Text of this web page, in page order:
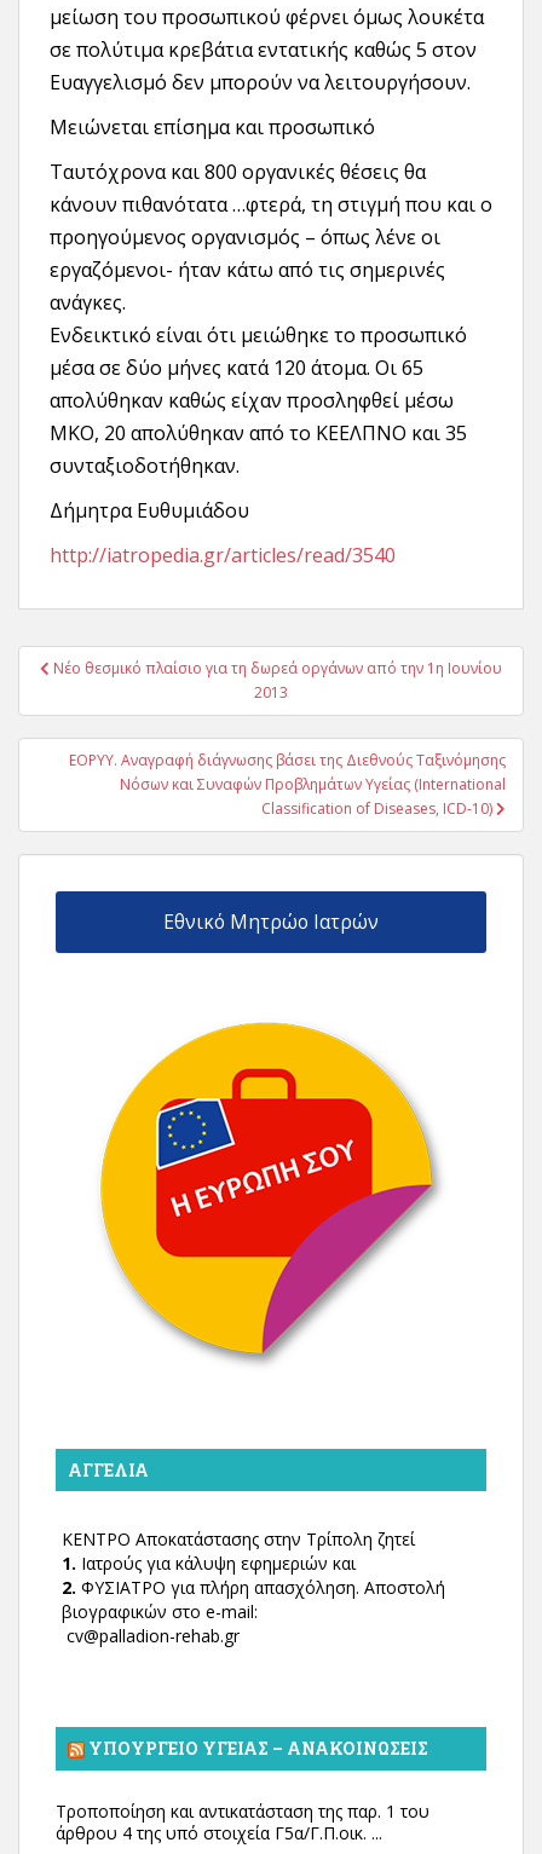
μείωση του προσωπικού φέρνει όμως λουκέτα
σε πολύτιμα κρεβάτια εντατικής καθώς 5 στον
Ευαγγελισμό δεν μπορούν να λειτουργήσουν.
Μειώνεται επίσημα και προσωπικό
Ταυτόχρονα και 800 οργανικές θέσεις θα
κάνουν πιθανότατα …φτερά, τη στιγμή που και ο
προηγούμενος οργανισμός – όπως λένε οι
εργαζόμενοι- ήταν κάτω από τις σημερινές
ανάγκες.
Ενδεικτικό είναι ότι μειώθηκε το προσωπικό
μέσα σε δύο μήνες κατά 120 άτομα. Οι 65
απολύθηκαν καθώς είχαν προσληφθεί μέσω
ΜΚΟ, 20 απολύθηκαν από το ΚΕΕΛΠΝΟ και 35
συνταξιοδοτήθηκαν.
Δήμητρα Ευθυμιάδου
http://iatropedia.gr/articles/read/3540
Πλοήγηση
Νέο θεσμικό πλαίσιο για τη δωρεά οργάνων από την 1η Ιουνίου
2013
EOPYY. Αναγραφή διάγνωσης βάσει της Διεθνούς Ταξινόμησης
Νόσων και Συναφών Προβλημάτων Υγείας (International
Classification of Diseases, ICD-10)
Εθνικό Μητρώο Ιατρών
ΑΓΓΕΛΊΑ
ΚΕΝΤΡΟ Αποκατάστασης στην Τρίπολη ζητεί
1. Ιατρούς για κάλυψη εφημεριών και
2. ΦΥΣΙΑΤΡΟ για πλήρη απασχόληση. Αποστολή
βιογραφικών στο e-mail:
cv@palladion-rehab.gr
ΥΠΟΥΡΓΕΊΟ ΥΓΕΊΑΣ – ΑΝΑΚΟΙΝΏΣΕΙΣ
Τροποποίηση και αντικατάσταση της παρ. 1 του
άρθρου 4 της υπό στοιχεία Γ5α/Γ.Π.οικ. ...